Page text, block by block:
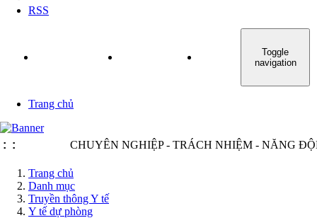
RSS
TIN TỨC - SỰ KIỆN
Toggle
navigation
Trang chủ
: : CHUYÊN NGHIỆP - TRÁCH NHIỆM - NĂNG
Trang chủ
Danh mục
Truyền thông Y tế
Y tế dự phòng